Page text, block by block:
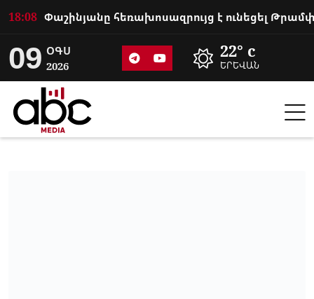
18:08
09 ՕԳՍ
2026
22° c
ԵՐԵՎԱՆ